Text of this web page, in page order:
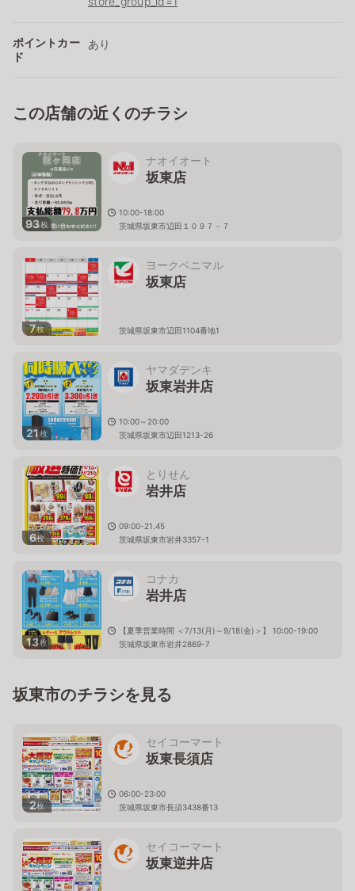
ポイントカー
ド
あり
この店舗の近くのチラシ
93枚
ナオイオート
坂東店
10:00-18:00
茨城県坂東市辺田１０９７－７
7枚
ヨークベニマル
坂東店
茨城県坂東市辺田1104番地1
21枚
ヤマダデンキ
坂東岩井店
10:00～20:00
茨城県坂東市辺田1213-26
6枚
とりせん
岩井店
09:00-21.45
茨城県坂東市岩井3357-1
13枚
コナカ
岩井店
【夏季営業時間 ＜7/13(月)～9/18(金)＞】 10:00-19:00
茨城県坂東市岩井2869-7
坂東市のチラシを見る
2枚
セイコーマート
坂東長須店
06:00-23:00
茨城県坂東市長須3438番13
セイコーマート
坂東逆井店